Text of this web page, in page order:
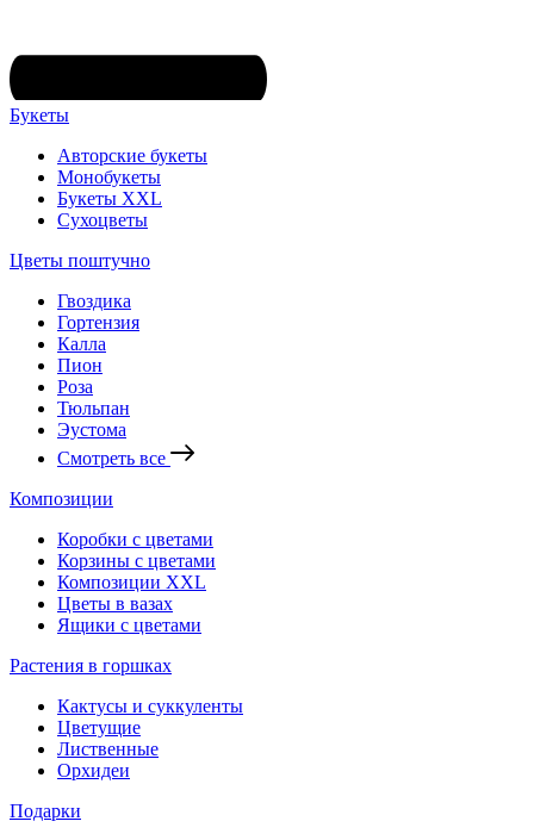
Букеты
Авторские букеты
Монобукеты
Букеты XXL
Сухоцветы
Цветы поштучно
Гвоздика
Гортензия
Калла
Пион
Роза
Тюльпан
Эустома
Смотреть все
Композиции
Коробки с цветами
Корзины с цветами
Композиции XXL
Цветы в вазах
Ящики с цветами
Растения в горшках
Кактусы и суккуленты
Цветущие
Лиственные
Орхидеи
Подарки